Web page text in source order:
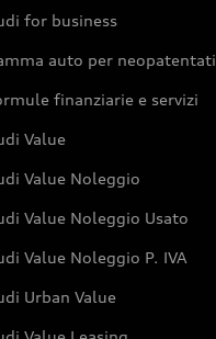
for business
auto per neopatentati
finanziarie e servizi
Value
Value Noleggio
Value Noleggio Usato
Value Noleggio P. IVA
Urban Value